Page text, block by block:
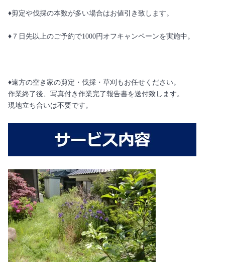
♦︎剪定や伐採の本数が多い場合はお値引き致します。
♦︎７日先以上のご予約で1000円オフキャンペーンを実施中。
♦︎遠方の空き家の剪定・伐採・草刈もお任せください。
作業終了後、写真付き作業完了報告書を送付致します。
現地立ち合いは不要です。